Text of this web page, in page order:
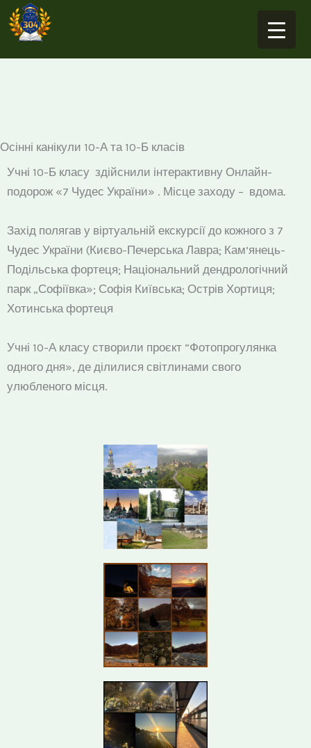
Перейти
до
Осінні канікули 10-А та 10-Б класів
Учні 10-Б класу здійснили інтерактивну Онлайн-
подорож «7 Чудес України» . Місце заходу – вдома.
Захід полягав у віртуальній екскурсії до кожного з 7
Чудес України (Києво-Печерська Лавра; Кам’янець-
Подільська фортеця; Національний дендрологічний
парк „Софіївка»; Софія Київська; Острів Хортиця;
Хотинська фортеця
Учні 10-А класу створили проєкт “Фотопрогулянка
одного дня», де ділилися світлинами свого
улюбленого місця.